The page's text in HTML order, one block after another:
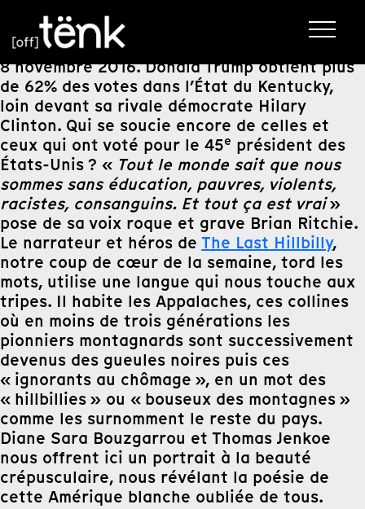
8 novembre 2016. Donald Trump obtient plus
de 62% des votes dans l’État du Kentucky,
loin devant sa rivale démocrate Hilary
Clinton. Qui se soucie encore de celles et
ceux qui ont voté pour le 45e président des
États-Unis ? « Tout le monde sait que nous
sommes sans éducation, pauvres, violents,
racistes, consanguins. Et tout ça est vrai»
pose de sa voix roque et grave Brian Ritchie.
Le narrateur et héros de The Last Hillbilly,
notre coup de cœur de la semaine, tord les
mots, utilise une langue qui nous touche aux
tripes. Il habite les Appalaches, ces collines
où en moins de trois générations les
pionniers montagnards sont successivement
devenus des gueules noires puis ces
« ignorants au chômage », en un mot des
« hillbillies » ou « bouseux des montagnes »
comme les surnomment le reste du pays.
Diane Sara Bouzgarrou et Thomas Jenkoe
nous offrent ici un portrait à la beauté
crépusculaire, nous révélant la poésie de
cette Amérique blanche oubliée de tous.